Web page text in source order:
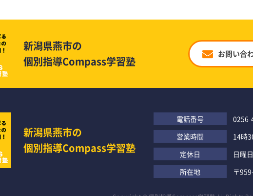
新潟県燕市の
個別指導Compass学習塾
お問い合
新潟県燕市の
個別指導Compass学習塾
電話番号
0256-
営業時間
14時
定休日
日曜
所在地
〒